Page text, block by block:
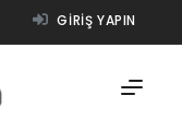
GIRIŞ YAPIN